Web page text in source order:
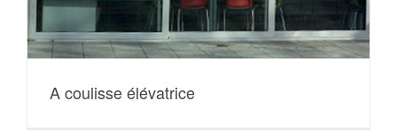
A coulisse élévatrice